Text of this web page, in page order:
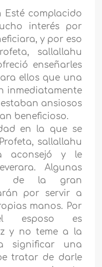
Esté complacido
interés por
y por eso
sallallahu
enseñarles
ellos que una
inmediatamente
ansiosos
beneficioso.
en la que se
sallallahu
aconsejó y le
Algunas
de la gran
por servir a
manos. Por
esposo es
y no teme a la
significar una
tratar de darle